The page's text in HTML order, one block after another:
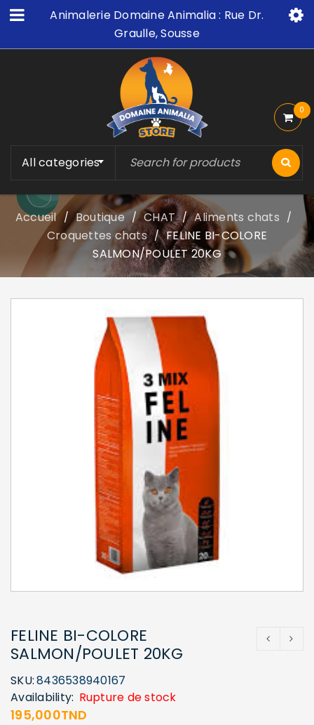
Animalerie Domaine Animalia : Rue Dr.
Graulle, Sousse
All categories
0
Accueil / Boutique / CHAT / Aliments chats /
Croquettes chats / FELINE BI-COLORE
SALMON/POULET 20KG
FELINE BI-COLORE
SALMON/POULET 20KG
SKU:8436538940167
Availability: Rupture de stock
195,000TND